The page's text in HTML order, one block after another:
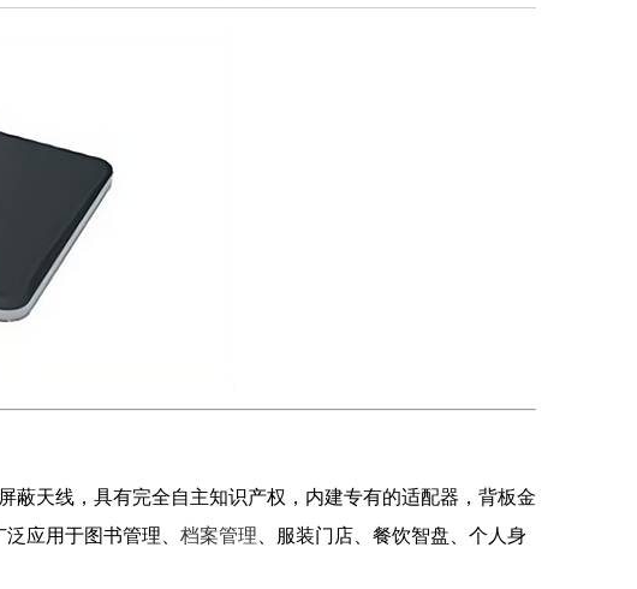
天线，具有完全自主知识产权，内建专有的适配器，背板金
应用于图书管理、 档案管理 、服装门店、餐饮智盘、个人身